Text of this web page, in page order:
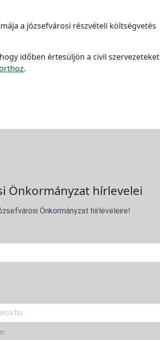
a józsefvárosi részvételi költségvetés
időben értesüljön a civil szervezeteket
.
Önkormányzat hírlevelei
Önkormányzat hírleveleire!